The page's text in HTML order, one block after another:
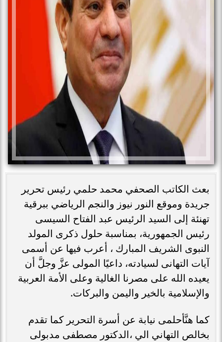
بعث الكاتب الصحفي محمد حلمي رئيس تحرير
جريدة وموقع النور نيوز والنجم الرياضي ببرقية
تهنئة إلى السيد الرئيس عبد الفتاح السيسى
رئيس الجمهورية، بمناسبة حلول ذكرى المولد
النبوى الشريف المبارك ، أعرب فيها عن أسمى
آيات التهانى لسيادته، داعيًا المولى عزَّ وجلَّ أن
يعيده الله على مصرنا الغالية وعلى الأمة العربية
والإسلامية بالخير واليمن والبركات.
كما هنَّأحلمى نيابة عن أسرة التحرير كما تقدم
بخالص التهاني الي ،الدكتور مصطفى مدبولى